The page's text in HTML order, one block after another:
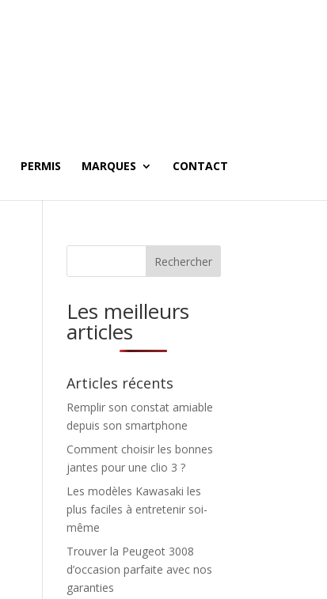
PERMIS MARQUES CONTACT
Les meilleurs
articles
Articles récents
Remplir son constat amiable
depuis son smartphone
Comment choisir les bonnes
jantes pour une clio 3 ?
Les modèles Kawasaki les
plus faciles à entretenir soi-
même
Trouver la Peugeot 3008
d’occasion parfaite avec nos
garanties